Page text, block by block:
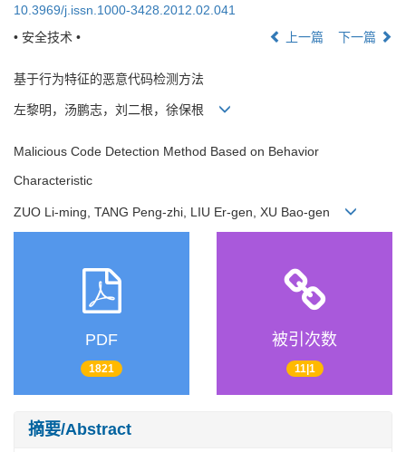
10.3969/j.issn.1000-3428.2012.02.041
• 安全技术 •
上一篇 下一篇
基于行为特征的恶意代码检测方法
左黎明，汤鹏志，刘二根，徐保根
Malicious Code Detection Method Based on Behavior
Characteristic
ZUO Li-ming, TANG Peng-zhi, LIU Er-gen, XU Bao-gen
PDF
1821
被引次数
11|1
摘要/Abstract